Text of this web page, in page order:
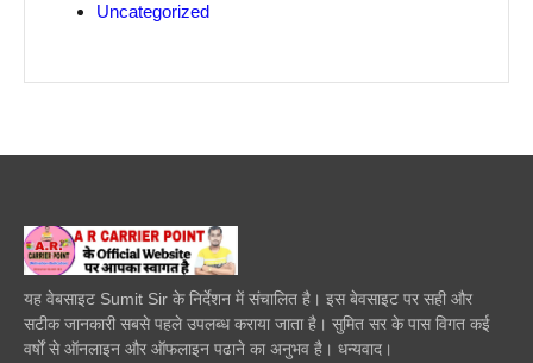
Uncategorized
यह वेबसाइट Sumit Sir के निर्देशन में संचालित है। इस बेवसाइट पर सही और
सटीक जानकारी सबसे पहले उपलब्ध कराया जाता है। सुमित सर के पास विगत कई
वर्षों से ऑनलाइन और ऑफलाइन पढाने का अनुभव है। धन्यवाद।